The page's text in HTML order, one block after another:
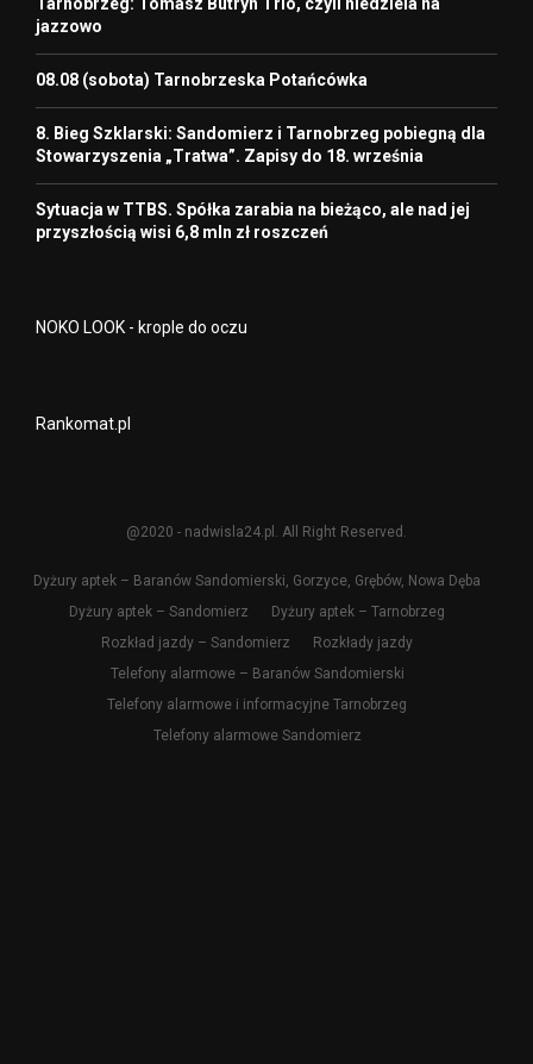
Tarnobrzeg: Tomasz Butryn Trio, czyli niedziela na
jazzowo
08.08 (sobota) Tarnobrzeska Potańcówka
8. Bieg Szklarski: Sandomierz i Tarnobrzeg pobiegną dla
Stowarzyszenia „Tratwa”. Zapisy do 18. września
Sytuacja w TTBS. Spółka zarabia na bieżąco, ale nad jej
przyszłością wisi 6,8 mln zł roszczeń
NOKO LOOK - krople do oczu
Rankomat.pl
@2020 - nadwisla24.pl. All Right Reserved.
Dyżury aptek – Baranów Sandomierski, Gorzyce, Grębów, Nowa Dęba
Dyżury aptek – Sandomierz
Dyżury aptek – Tarnobrzeg
Rozkład jazdy – Sandomierz
Rozkłady jazdy
Telefony alarmowe – Baranów Sandomierski
Telefony alarmowe i informacyjne Tarnobrzeg
Telefony alarmowe Sandomierz